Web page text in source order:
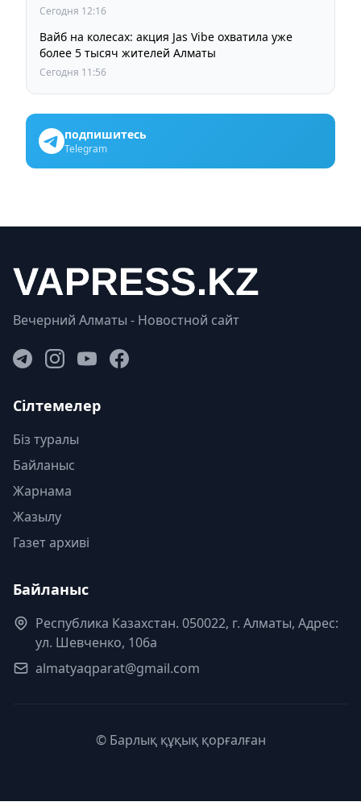
Сегодня 12:16
Вайб на колесах: акция Jas Vibe охватила уже
более 5 тысяч жителей Алматы
Сегодня 11:56
подпишитесь
Telegram
Вечерний Алматы - Новостной сайт
Сілтемелер
Біз туралы
Байланыс
Жарнама
Жазылу
Газет архиві
Байланыс
Республика Казахстан. 050022, г. Алматы, Адрес:
ул. Шевченко, 106а
almatyaqparat@gmail.com
© Барлық құқық қорғалған